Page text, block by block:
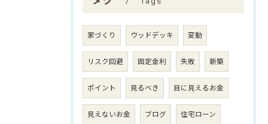
家づくり ウッドデッキ 変動
リスク回避 固定金利 失敗 新築
ポイント 見るべき 目に見えるお金
見えないお金 ブログ 住宅ローン